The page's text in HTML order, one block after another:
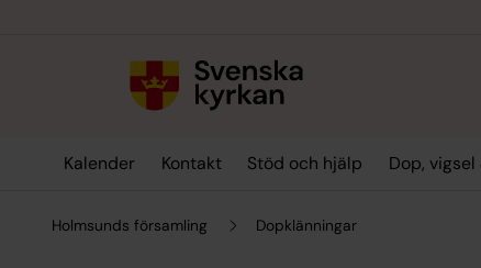
Kalender Kontakt Stöd och hjälp Dop,
Holmsunds församling Dopklänningar